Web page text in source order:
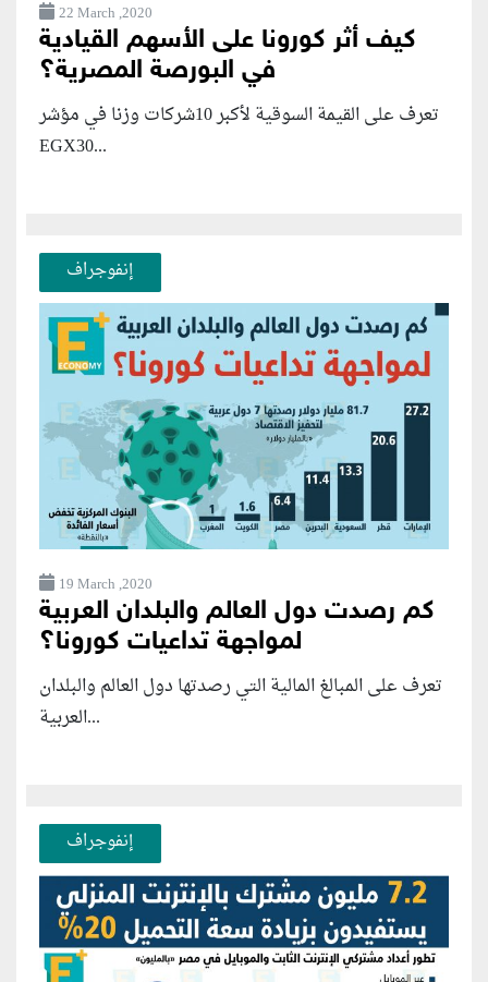
22 March ,2020
كيف أثر كورونا على الأسهم القيادية
في البورصة المصرية؟
تعرف على القيمة السوقية لأكبر 10شركات وزنا في مؤشر
EGX30...
إنفوجراف
19 March ,2020
كم رصدت دول العالم والبلدان العربية
تعرف على المبالغ المالية التي رصدتها دول العالم والبلدان
العربية...
إنفوجراف